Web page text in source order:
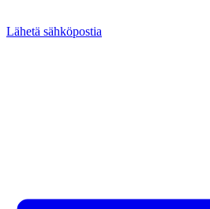
Lähetä sähköpostia